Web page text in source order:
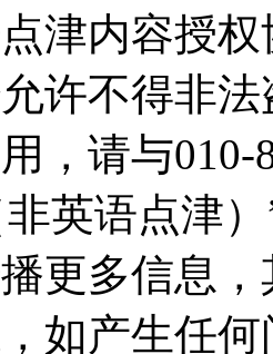
津内容授
许不得非
，请与010-
英语点津
更多信息
如产生任